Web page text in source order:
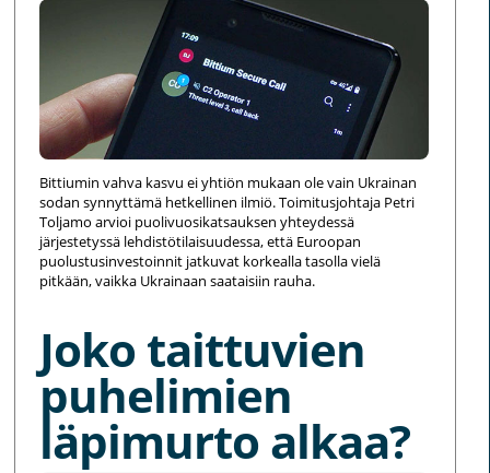
Bittiumin vahva kasvu ei yhtiön mukaan ole vain Ukrainan
sodan synnyttämä hetkellinen ilmiö. Toimitusjohtaja Petri
Toljamo arvioi puolivuosikatsauksen yhteydessä
järjestetyssä lehdistötilaisuudessa, että Euroopan
puolustusinvestoinnit jatkuvat korkealla tasolla vielä
pitkään, vaikka Ukrainaan saataisiin rauha.
Joko taittuvien
puhelimien
läpimurto alkaa?